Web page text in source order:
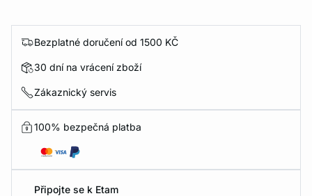
Bezplatné doručení od 1500 KČ
30 dní na vrácení zboží
Zákaznický servis
100% bezpečná platba
Připojte se k Etam